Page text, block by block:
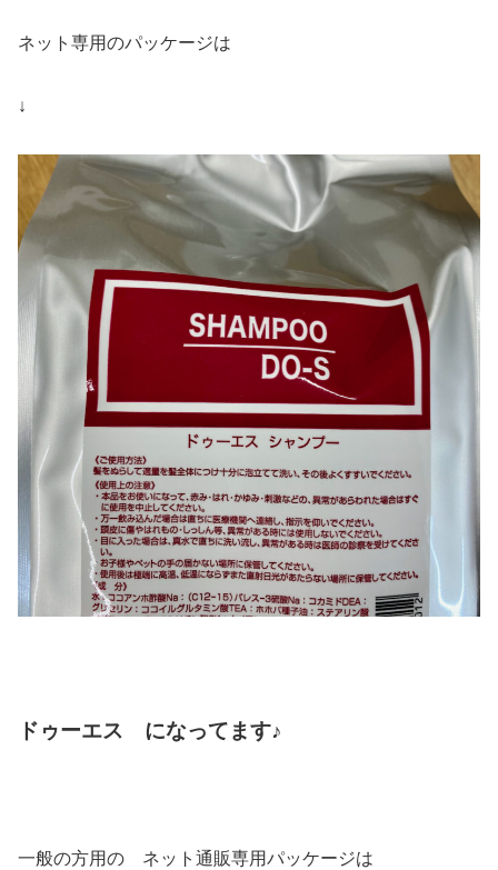
ネット専用のパッケージは
↓
ドゥーエス になってます♪
一般の方用の ネット通販専用パッケージは